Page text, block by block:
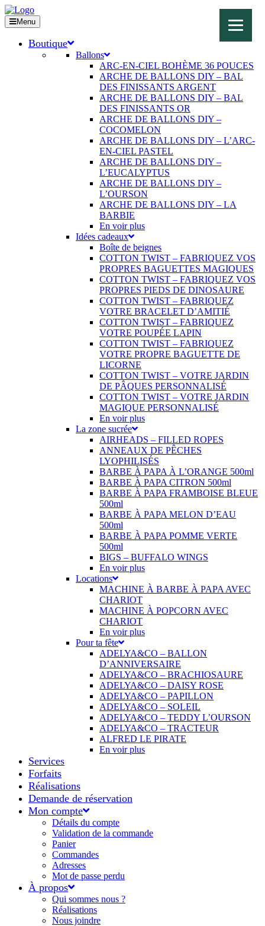
Menu
Boutique
Ballons
ARC-EN-CIEL BOHÈME 36 POUCES
ARCHE DE BALLONS DIY – BAL
DES FINISSANTS ARGENT
ARCHE DE BALLONS DIY – BAL
DES FINISSANTS OR
ARCHE DE BALLONS DIY –
COCOMELON
ARCHE DE BALLONS DIY – L’ARC-
EN-CIEL PASTEL
ARCHE DE BALLONS DIY –
L’EUCALYPTUS
ARCHE DE BALLONS DIY –
L’OURSON
ARCHE DE BALLONS DIY – LA
BARBIE
En voir plus
Idées cadeaux
Boîte de beignes
COTTON TWIST – FABRIQUEZ VOS
PROPRES BAGUETTES MAGIQUES
COTTON TWIST – FABRIQUEZ VOS
PROPRES PIEDS DE DINOSAURE
COTTON TWIST – FABRIQUEZ
VOTRE BRACELET D’AMITIÉ
COTTON TWIST – FABRIQUEZ
VOTRE POUPÉE LAPIN
COTTON TWIST – FABRIQUEZ
VOTRE PROPRE BAGUETTE DE
LICORNE
COTTON TWIST – VOTRE JARDIN
DE PÂQUES PERSONNALISÉ
COTTON TWIST – VOTRE JARDIN
MAGIQUE PERSONNALISÉ
En voir plus
La zone sucrée
AIRHEADS – FILLED ROPES
ANNEAUX DE PÊCHES
LYOPHILISÉS
BARBE À PAPA À L’ORANGE 500ml
BARBE À PAPA CITRON 500ml
BARBE À PAPA FRAMBOISE BLEUE
500ml
BARBE À PAPA MELON D’EAU
500ml
BARBE À PAPA POMME VERTE
500ml
BIGS – BUFFALO WINGS
En voir plus
Locations
MACHINE À BARBE À PAPA AVEC
CHARIOT
MACHINE À POPCORN AVEC
CHARIOT
En voir plus
Pour ta fête
ADELYA&CO – BALLON
D’ANNIVERSAIRE
ADELYA&CO – BRACHIOSAURE
ADELYA&CO – DAISY ROSE
ADELYA&CO – PAPILLON
ADELYA&CO – SOLEIL
ADELYA&CO – TEDDY L’OURSON
ADELYA&CO – TRACTEUR
ALFRED LE PIRATE
En voir plus
Services
Forfaits
Réalisations
Demande de réservation
Mon compte
Détails du compte
Validation de la commande
Panier
Commandes
Adresses
Mot de passe perdu
À propos
Qui sommes nous ?
Réalisations
Nous joindre